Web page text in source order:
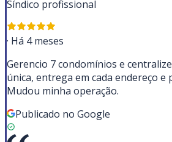
Síndico profissional
· Há 4 meses
Gerencio 7 condomínios e
única, entrega em cada endereço e
Mudou minha operação.
Publicado no Google